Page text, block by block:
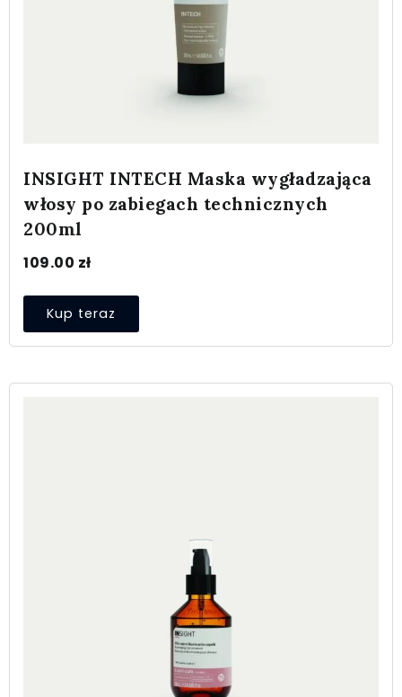
INSIGHT INTECH Maska wygładzająca
włosy po zabiegach technicznych
200ml
109.00 zł
Kup teraz